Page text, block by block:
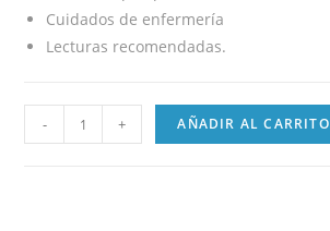
Cuidados de enfermería
Lecturas recomendadas.
- + AÑADIR AL CARRITO